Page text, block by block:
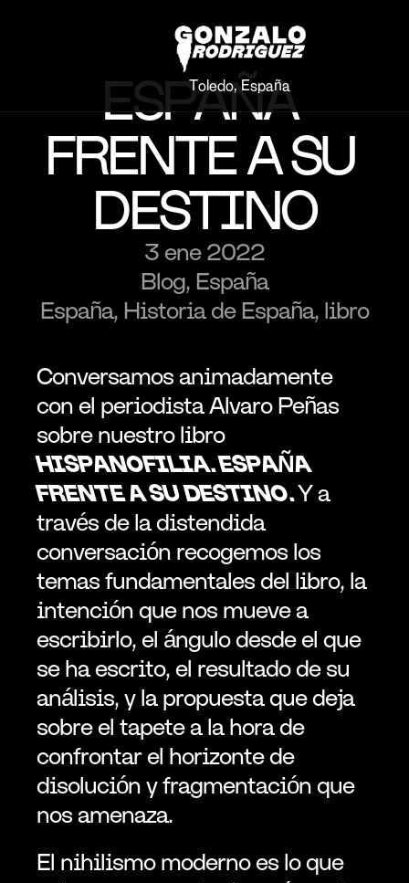
Toledo, España
ESPAÑA
FRENTE A SU
DESTINO
3 ene 2022
Blog, España
España, Historia de España, libro
Conversamos animadamente
con el periodista Alvaro Peñas
sobre nuestro libro
HISPANOFILIA. ESPAÑA
FRENTE A SU DESTINO. Y a
través de la distendida
conversación recogemos los
temas fundamentales del libro, la
intención que nos mueve a
escribirlo, el ángulo desde el que
se ha escrito, el resultado de su
análisis, y la propuesta que deja
sobre el tapete a la hora de
confrontar el horizonte de
disolución y fragmentación que
nos amenaza.
El nihilismo moderno es lo que